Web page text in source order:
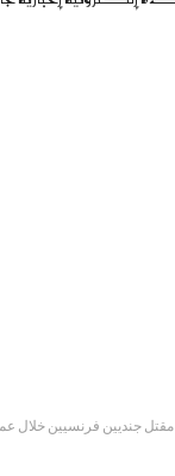
مقتل جنديين فرنسيين خلال